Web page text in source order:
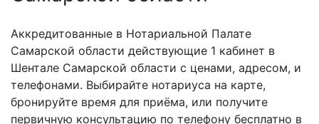
Аккредитованные в Нотариальной Палате
Самарской области действующие 1 кабинет в
Шентале Самарской области с ценами, адресом, и
телефонами. Выбирайте нотариуса на карте,
бронируйте время для приёма, или получите
первичную консультацию по телефону бесплатно в